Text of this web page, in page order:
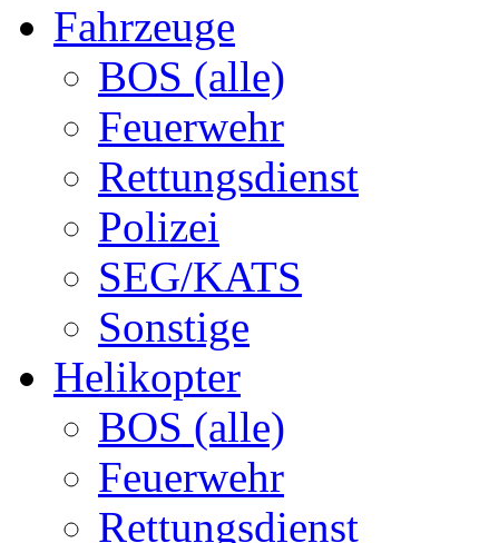
Fahrzeuge
BOS (alle)
Feuerwehr
Rettungsdienst
Polizei
SEG/KATS
Sonstige
Helikopter
BOS (alle)
Feuerwehr
Rettungsdienst